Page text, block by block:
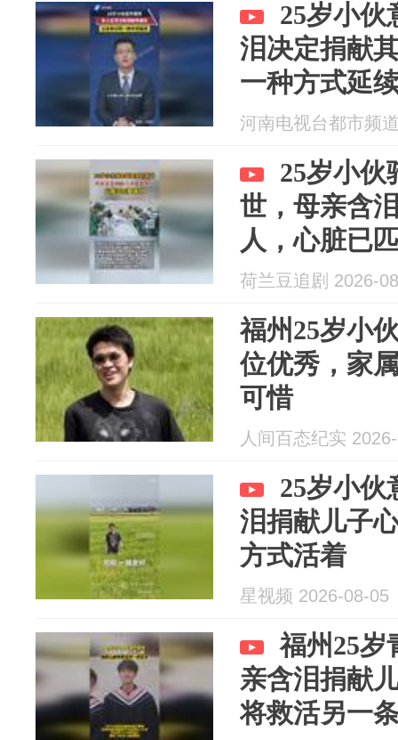
25岁小伙
泪决定捐献
一种方式延
河南电视台都市频
25岁小伙
世，母亲含
人，心脏已
荷兰豆追剧 2026-
福州25岁小
位优秀，家
可惜
人间百态纪实
25岁小伙
泪捐献儿子
方式活着
星视频 2026-08-05
福州25岁
亲含泪捐献
将救活另一